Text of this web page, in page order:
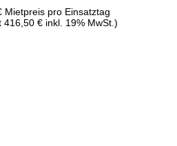
Mietpreis pro Einsatztag
416,50 € inkl. 19% MwSt.)